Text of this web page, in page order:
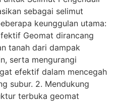
sebagai selimut
keunggulan utama:
Geomat dirancang
tanah dari dampak
serta mengurangi
efektif dalam mencegah
subur. 2. Mendukung
terbuka geomat